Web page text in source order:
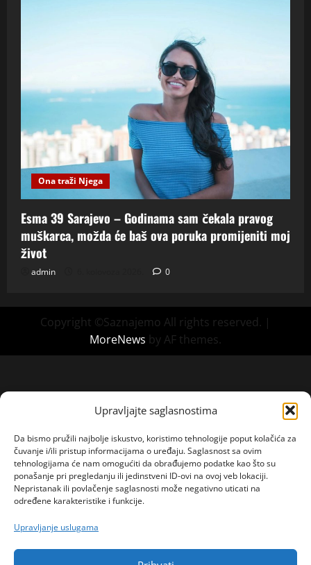
Upravljajte saglasnostima
Da bismo pružili najbolje iskustvo, koristimo tehnologije poput kolačića za
čuvanje i/ili pristup informacijama o uređaju. Saglasnost sa ovim
tehnologijama će nam omogućiti da obrađujemo podatke kao što su
ponašanje pri pregledanju ili jedinstveni ID-ovi na ovoj veb lokaciji.
Nepristanak ili povlačenje saglasnosti može negativno uticati na
određene karakteristike i funkcije.
Upravljanje uslugama
Ona traži Njega
Esma 39 Sarajevo – Godinama sam čekala pravog
muškarca, možda će baš ova poruka promijeniti moj
život
admin 0
Copyright ©Saznajemo All rights reserved. |
MoreNews by AF themes.